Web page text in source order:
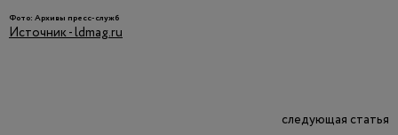
Фото: Архивы пресс-служб
Источник - ldmag.ru
следующая статья